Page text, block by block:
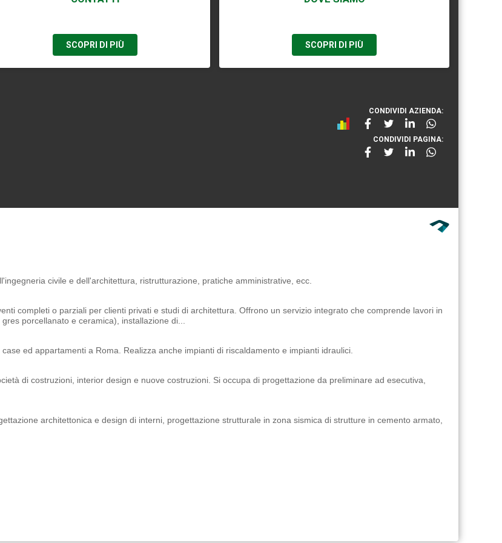
SCOPRI DI PIÙ SCOPRI DI PIÙ
CONDIVIDI AZIENDA:
CONDIVIDI PAGINA:
civile e dell'architettura, ristrutturazione, pratiche amministrative, ecc.
completi o parziali per clienti privati e studi di architettura. Offrono un servizio integrato che comprende lavori in
porcellanato e ceramica), installazione di...
ed appartamenti a Roma. Realizza anche impianti di riscaldamento e impianti idraulici.
di costruzioni, interior design e nuove costruzioni. Si occupa di progettazione da preliminare ad esecutiva,
architettonica e design di interni, progettazione strutturale in zona sismica di strutture in cemento armato,